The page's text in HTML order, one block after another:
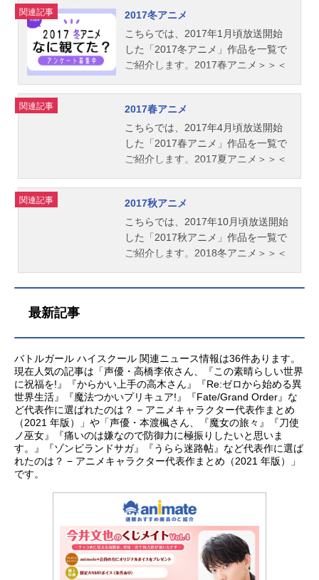
関連記事
2017冬アニメ
こちらでは、2017年1月頃放送開始
した「2017冬アニメ」作品を一覧で
ご紹介します。2017春アニメ＞＞＜
関連記事
2017春アニメ
こちらでは、2017年4月頃放送開始
した「2017春アニメ」作品を一覧で
ご紹介します。2017夏アニメ＞＞＜
関連記事
2017秋アニメ
こちらでは、2017年10月頃放送開始
した「2017秋アニメ」作品を一覧で
ご紹介します。2018冬アニメ＞＞＜
最新記事
バトルガール ハイスクール 関連ニュース情報は36件あります。
現在人気の記事は「声優・高橋李依さん、『この素晴らしい世界
に祝福を!』『からかい上手の高木さん』『Re:ゼロから始める異
世界生活』『魔法つかいプリキュア!』『Fate/Grand Order』な
ど代表作に選ばれたのは？ − アニメキャラクター代表作まとめ
（2021 年版）」や「声優・本渡楓さん、『魔女の旅々』『刀使
ノ巫女』『痛いのは嫌なので防御力に極振りしたいと思いま
す。』『ゾンビランドサガ』『うらら迷路帖』など代表作に選ば
れたのは？ − アニメキャラクター代表作まとめ（2021 年版）」
です。